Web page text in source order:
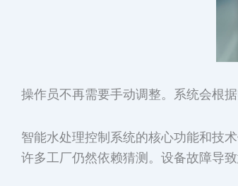
操作员不再需要手动调整。系统会根
智能水处理控制系统的核心功能和技术
许多工厂仍然依赖猜测。设备故障导